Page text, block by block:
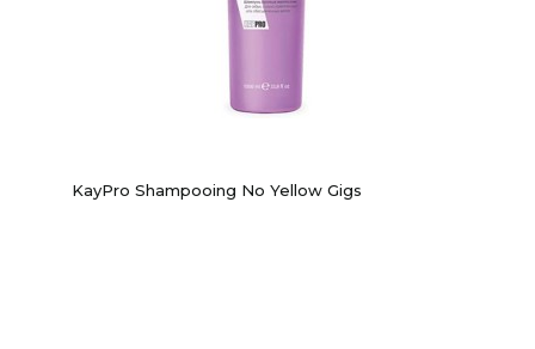
KayPro Shampooing No Yellow Gigs